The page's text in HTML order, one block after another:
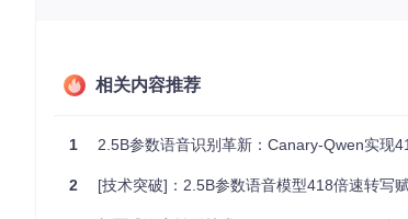
Canary-Qwen-2.5B的技术特性使其在多场景具备
供支持。
在边缘设备部署上，其2.5B参数规模可在消费级
衡：在Casual Conversations数据集测试中，不同
相关内容推荐
1 2.5B参数语音识别革新：Canary-Qwen实现
2 [技术突破]：2.5B参数语音模型418倍速转写